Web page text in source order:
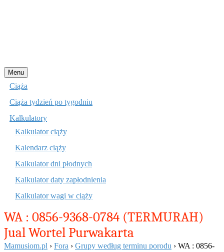
Menu Przejdź
do
Ciąża
Ciąża tydzień po tygodniu
Kalkulatory
Kalkulator ciąży
Kalendarz ciąży
Kalkulator dni płodnych
Kalkulator daty zapłodnienia
Kalkulator wagi w ciąży
WA : 0856-9368-0784 (TERMURAH)
Jual Wortel Purwakarta
Mamusiom.pl › Fora › Grupy według terminu porodu › WA : 0856-